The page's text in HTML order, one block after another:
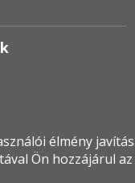
fenntartva!
élmény
Ön hozzájárul az